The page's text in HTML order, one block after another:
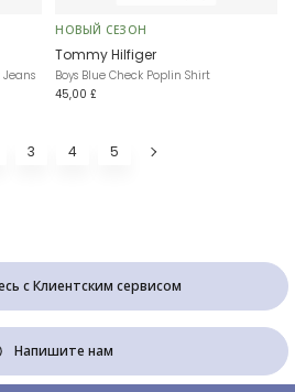
НОВЫЙ СЕЗОН
Tommy Hilfiger
Boys Blue Check Poplin Shirt
45,00 £
3 4 5
с Клиентским сервисом
Напишите нам